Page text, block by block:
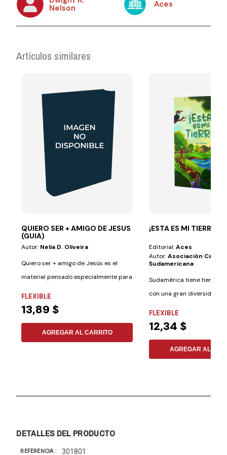
Nelson
Aces
Artículos similares
QUIERO SER + AMIGO DE JESUS
(GUIA)
Autor: Nelia D. Oliveira
Quiero ser + amigo de Jesús es el
material pensado especialmente para
FLEXIBLE
13,89 $
AGREGAR AL CARRITO
¡ESTA ES MI TIERRA!
Editorial:Aces
Autor:Asociación Casa
Sudamericana
Sudamérica tiene
con una gran diversidad
FLEXIBLE
12,34 $
AGREGAR AL
DETALLES DEL PRODUCTO
REFERENCIA 301801